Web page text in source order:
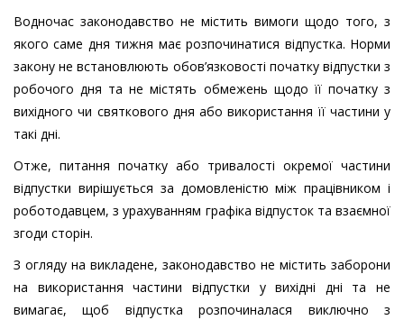
Водночас законодавство не містить вимоги щодо того, з
якого саме дня тижня має розпочинатися відпустка. Норми
закону не встановлюють обов’язковості початку відпустки з
робочого дня та не містять обмежень щодо її початку з
вихідного чи святкового дня або використання її частини у
такі дні.
Отже, питання початку або тривалості окремої частини
відпустки вирішується за домовленістю між працівником і
роботодавцем, з урахуванням графіка відпусток та взаємної
згоди сторін.
З огляду на викладене, законодавство не містить заборони
на використання частини відпустки у вихідні дні та не
вимагає, щоб відпустка розпочиналася виключно з